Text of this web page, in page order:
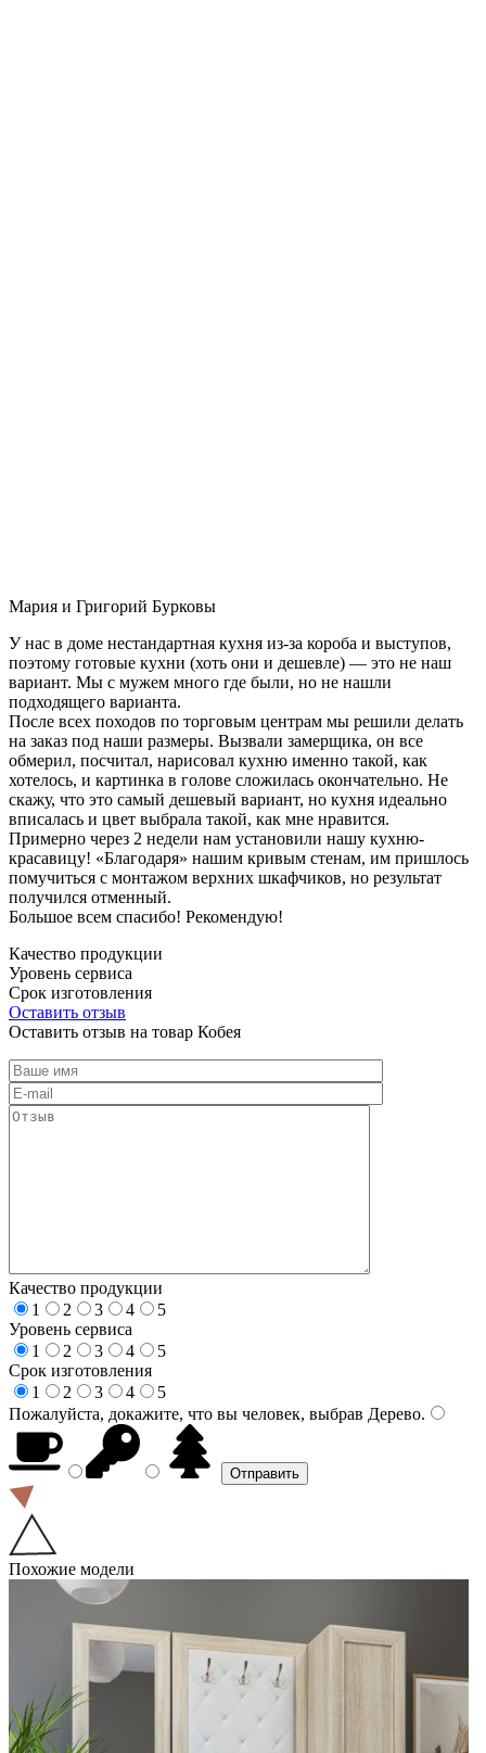
Мария и Григорий Бурковы
У нас в доме нестандартная кухня из-за короба и выступов,
поэтому готовые кухни (хоть они и дешевле) — это не наш
вариант. Мы с мужем много где были, но не нашли
подходящего варианта.
После всех походов по торговым центрам мы решили делать
на заказ под наши размеры. Вызвали замерщика, он все
обмерил, посчитал, нарисовал кухню именно такой, как
хотелось, и картинка в голове сложилась окончательно. Не
скажу, что это самый дешевый вариант, но кухня идеально
вписалась и цвет выбрала такой, как мне нравится.
Примерно через 2 недели нам установили нашу кухню-
красавицу! «Благодаря» нашим кривым стенам, им пришлось
помучиться с монтажом верхних шкафчиков, но результат
получился отменный.
Большое всем спасибо! Рекомендую!
Качество продукции
Уровень сервиса
Срок изготовления
Оставить отзыв
Оставить отзыв на товар Кобея
Качество продукции
1
2 3 4
5
Уровень сервиса
1
2 3 4
5
Срок изготовления
1
2 3 4
5
Пожалуйста, докажите, что вы человек, выбрав Дерево.
Похожие модели